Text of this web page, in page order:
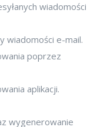
wiadomości
wiadomości e-mail.
poprzez
aplikacji.
wygenerowanie